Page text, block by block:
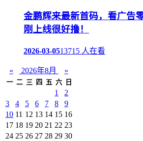
金鹏辉来最新首码，看广告
刚上线很好撸！
2026-03-0513715 人在看
« 2026年8月 »
一 二 三 四 五 六 日
1
2
3
4 5 6 7 8
9
10 11 12 13 14 15 16
17 18 19 20 21 22 23
24 25 26 27 28 29 30